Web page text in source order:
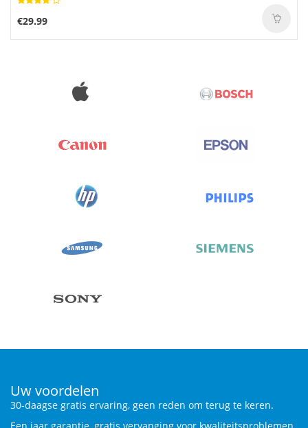
€29.99
Uw voordelen
30-daagse gratis ervaring, geen reden om terug te keren.